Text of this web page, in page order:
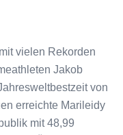
vielen Rekorden
Jakob
von
erreichte Marileidy
mit 48,99